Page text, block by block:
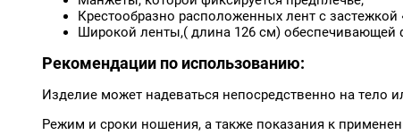
Крестообразно расположенных лент с
Широкой ленты,( длина 126 см) обеспечивающей
Рекомендации по использованию:
Изделие может надеваться непосредственно на тело
Режим и сроки ношения, а также показания к